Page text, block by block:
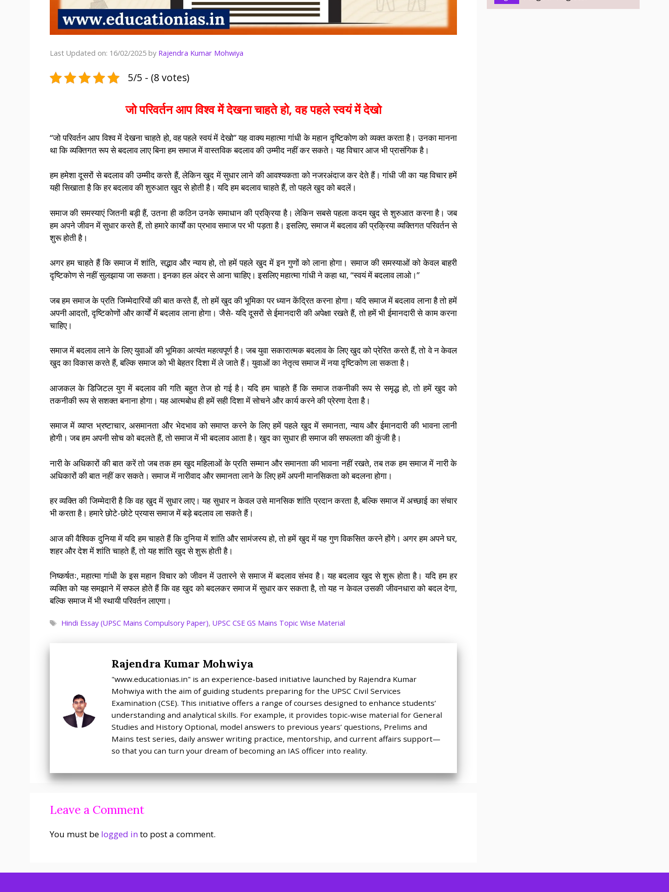
Last Updated on: 16/02/2025 by Rajendra Kumar Mohwiya
5/5 - (8 votes)
जो परिवर्तन आप विश्व में देखना चाहते हो, वह पहले स्वयं में देखो
“जो परिवर्तन आप विश्व में देखना चाहते हो, वह पहले स्वयं में देखो” यह वाक्य महात्मा गांधी के महान दृष्टिकोण को व्यक्त करता है। उनका मानना
था कि व्यक्तिगत रूप से बदलाव लाए बिना हम समाज में वास्तविक बदलाव की उम्मीद नहीं कर सकते। यह विचार आज भी प्रासंगिक है।
हम हमेशा दूसरों से बदलाव की उम्मीद करते हैं, लेकिन खुद में सुधार लाने की आवश्यकता को नजरअंदाज कर देते हैं। गांधी जी का यह विचार हमें
यही सिखाता है कि हर बदलाव की शुरुआत खुद से होती है। यदि हम बदलाव चाहते हैं, तो पहले खुद को बदलें।
समाज की समस्याएं जितनी बड़ी हैं, उतना ही कठिन उनके समाधान की प्रक्रिया है। लेकिन सबसे पहला कदम खुद से शुरुआत करना है। जब
हम अपने जीवन में सुधार करते हैं, तो हमारे कार्यों का प्रभाव समाज पर भी पड़ता है। इसलिए, समाज में बदलाव की प्रक्रिया व्यक्तिगत परिवर्तन से
शुरू होती है।
अगर हम चाहते हैं कि समाज में शांति, सद्भाव और न्याय हो, तो हमें पहले खुद में इन गुणों को लाना होगा। समाज की समस्याओं को केवल बाहरी
दृष्टिकोण से नहीं सुलझाया जा सकता। इनका हल अंदर से आना चाहिए। इसलिए महात्मा गांधी ने कहा था, “स्वयं में बदलाव लाओ।”
जब हम समाज के प्रति जिम्मेदारियों की बात करते हैं, तो हमें खुद की भूमिका पर ध्यान केंद्रित करना होगा। यदि समाज में बदलाव लाना है तो हमें
अपनी आदतों, दृष्टिकोणों और कार्यों में बदलाव लाना होगा। जैसे- यदि दूसरों से ईमानदारी की अपेक्षा रखते हैं, तो हमें भी ईमानदारी से काम करना
चाहिए।
समाज में बदलाव लाने के लिए युवाओं की भूमिका अत्यंत महत्वपूर्ण है। जब युवा सकारात्मक बदलाव के लिए खुद को प्रेरित करते हैं, तो वे न केवल
खुद का विकास करते हैं, बल्कि समाज को भी बेहतर दिशा में ले जाते हैं। युवाओं का नेतृत्व समाज में नया दृष्टिकोण ला सकता है।
आजकल के डिजिटल युग में बदलाव की गति बहुत तेज हो गई है। यदि हम चाहते हैं कि समाज तकनीकी रूप से समृद्ध हो, तो हमें खुद को
तकनीकी रूप से सशक्त बनाना होगा। यह आत्मबोध ही हमें सही दिशा में सोचने और कार्य करने की प्रेरणा देता है।
समाज में व्याप्त भ्रष्टाचार, असमानता और भेदभाव को समाप्त करने के लिए हमें पहले खुद में समानता, न्याय और ईमानदारी की भावना लानी
होगी। जब हम अपनी सोच को बदलते हैं, तो समाज में भी बदलाव आता है। खुद का सुधार ही समाज की सफलता की कुंजी है।
नारी के अधिकारों की बात करें तो जब तक हम खुद महिलाओं के प्रति सम्मान और समानता की भावना नहीं रखते, तब तक हम समाज में नारी के
अधिकारों की बात नहीं कर सकते। समाज में नारीवाद और समानता लाने के लिए हमें अपनी मानसिकता को बदलना होगा।
हर व्यक्ति की जिम्मेदारी है कि वह खुद में सुधार लाए। यह सुधार न केवल उसे मानसिक शांति प्रदान करता है, बल्कि समाज में अच्छाई का संचार
भी करता है। हमारे छोटे-छोटे प्रयास समाज में बड़े बदलाव ला सकते हैं।
आज की वैश्विक दुनिया में यदि हम चाहते हैं कि दुनिया में शांति और सामंजस्य हो, तो हमें खुद में यह गुण विकसित करने होंगे। अगर हम अपने घर,
शहर और देश में शांति चाहते हैं, तो यह शांति खुद से शुरू होती है।
निष्कर्षतः, महात्मा गांधी के इस महान विचार को जीवन में उतारने से समाज में बदलाव संभव है। यह बदलाव खुद से शुरू होता है। यदि हम हर
व्यक्ति को यह समझाने में सफल होते हैं कि वह खुद को बदलकर समाज में सुधार कर सकता है, तो यह न केवल उसकी जीवनधारा को बदल देगा,
बल्कि समाज में भी स्थायी परिवर्तन लाएगा।
Tags
Hindi Essay (UPSC Mains Compulsory Paper), UPSC CSE GS Mains Topic Wise Material
Rajendra Kumar Mohwiya
"www.educationias.in" is an experience-based initiative launched by Rajendra Kumar
Mohwiya with the aim of guiding students preparing for the UPSC Civil Services
Examination (CSE). This initiative offers a range of courses designed to enhance students’
understanding and analytical skills. For example, it provides topic-wise material for General
Studies and History Optional, model answers to previous years’ questions, Prelims and
Mains test series, daily answer writing practice, mentorship, and current affairs support—
so that you can turn your dream of becoming an IAS officer into reality.
Leave a Comment
You must be logged into post a comment.